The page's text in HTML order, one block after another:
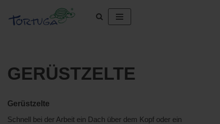
Zum
GERÜSTZELTE
Gerüstzelte
Schnell bei der Arbeit ein Dach über dem Kopf oder ein